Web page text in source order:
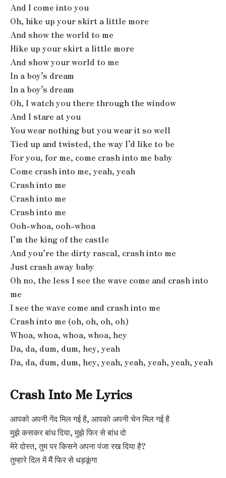
And I come into you
Oh, hike up your skirt a little more
And show the world to me
Hike up your skirt a little more
And show your world to me
In a boy’s dream
In a boy’s dream
Oh, I watch you there through the window
And I stare at you
You wear nothing but you wear it so well
Tied up and twisted, the way I’d like to be
For you, for me, come crash into me baby
Come crash into me, yeah, yeah
Crash into me
Crash into me
Crash into me
Ooh-whoa, ooh-whoa
I’m the king of the castle
And you’re the dirty rascal, crash into me
Just crash away baby
Oh no, the less I see the wave come and crash into
me
I see the wave come and crash into me
Crash into me (oh, oh, oh, oh)
Whoa, whoa, whoa, whoa, hey
Da, da, dum, dum, hey, yeah
Da, da, dum, dum, hey, yeah, yeah, yeah, yeah, yeah
Crash Into Me Lyrics
आपको अपनी गेंद मिल गई है, आपको अपनी चेन मिल गई है
मुझे कसकर बांध दिया, मुझे फिर से बांध दो
मेरे दोस्त, तुम पर किसने अपना पंजा रख दिया है?
तुम्हारे दिल में मैं फिर से धड़कूंगा